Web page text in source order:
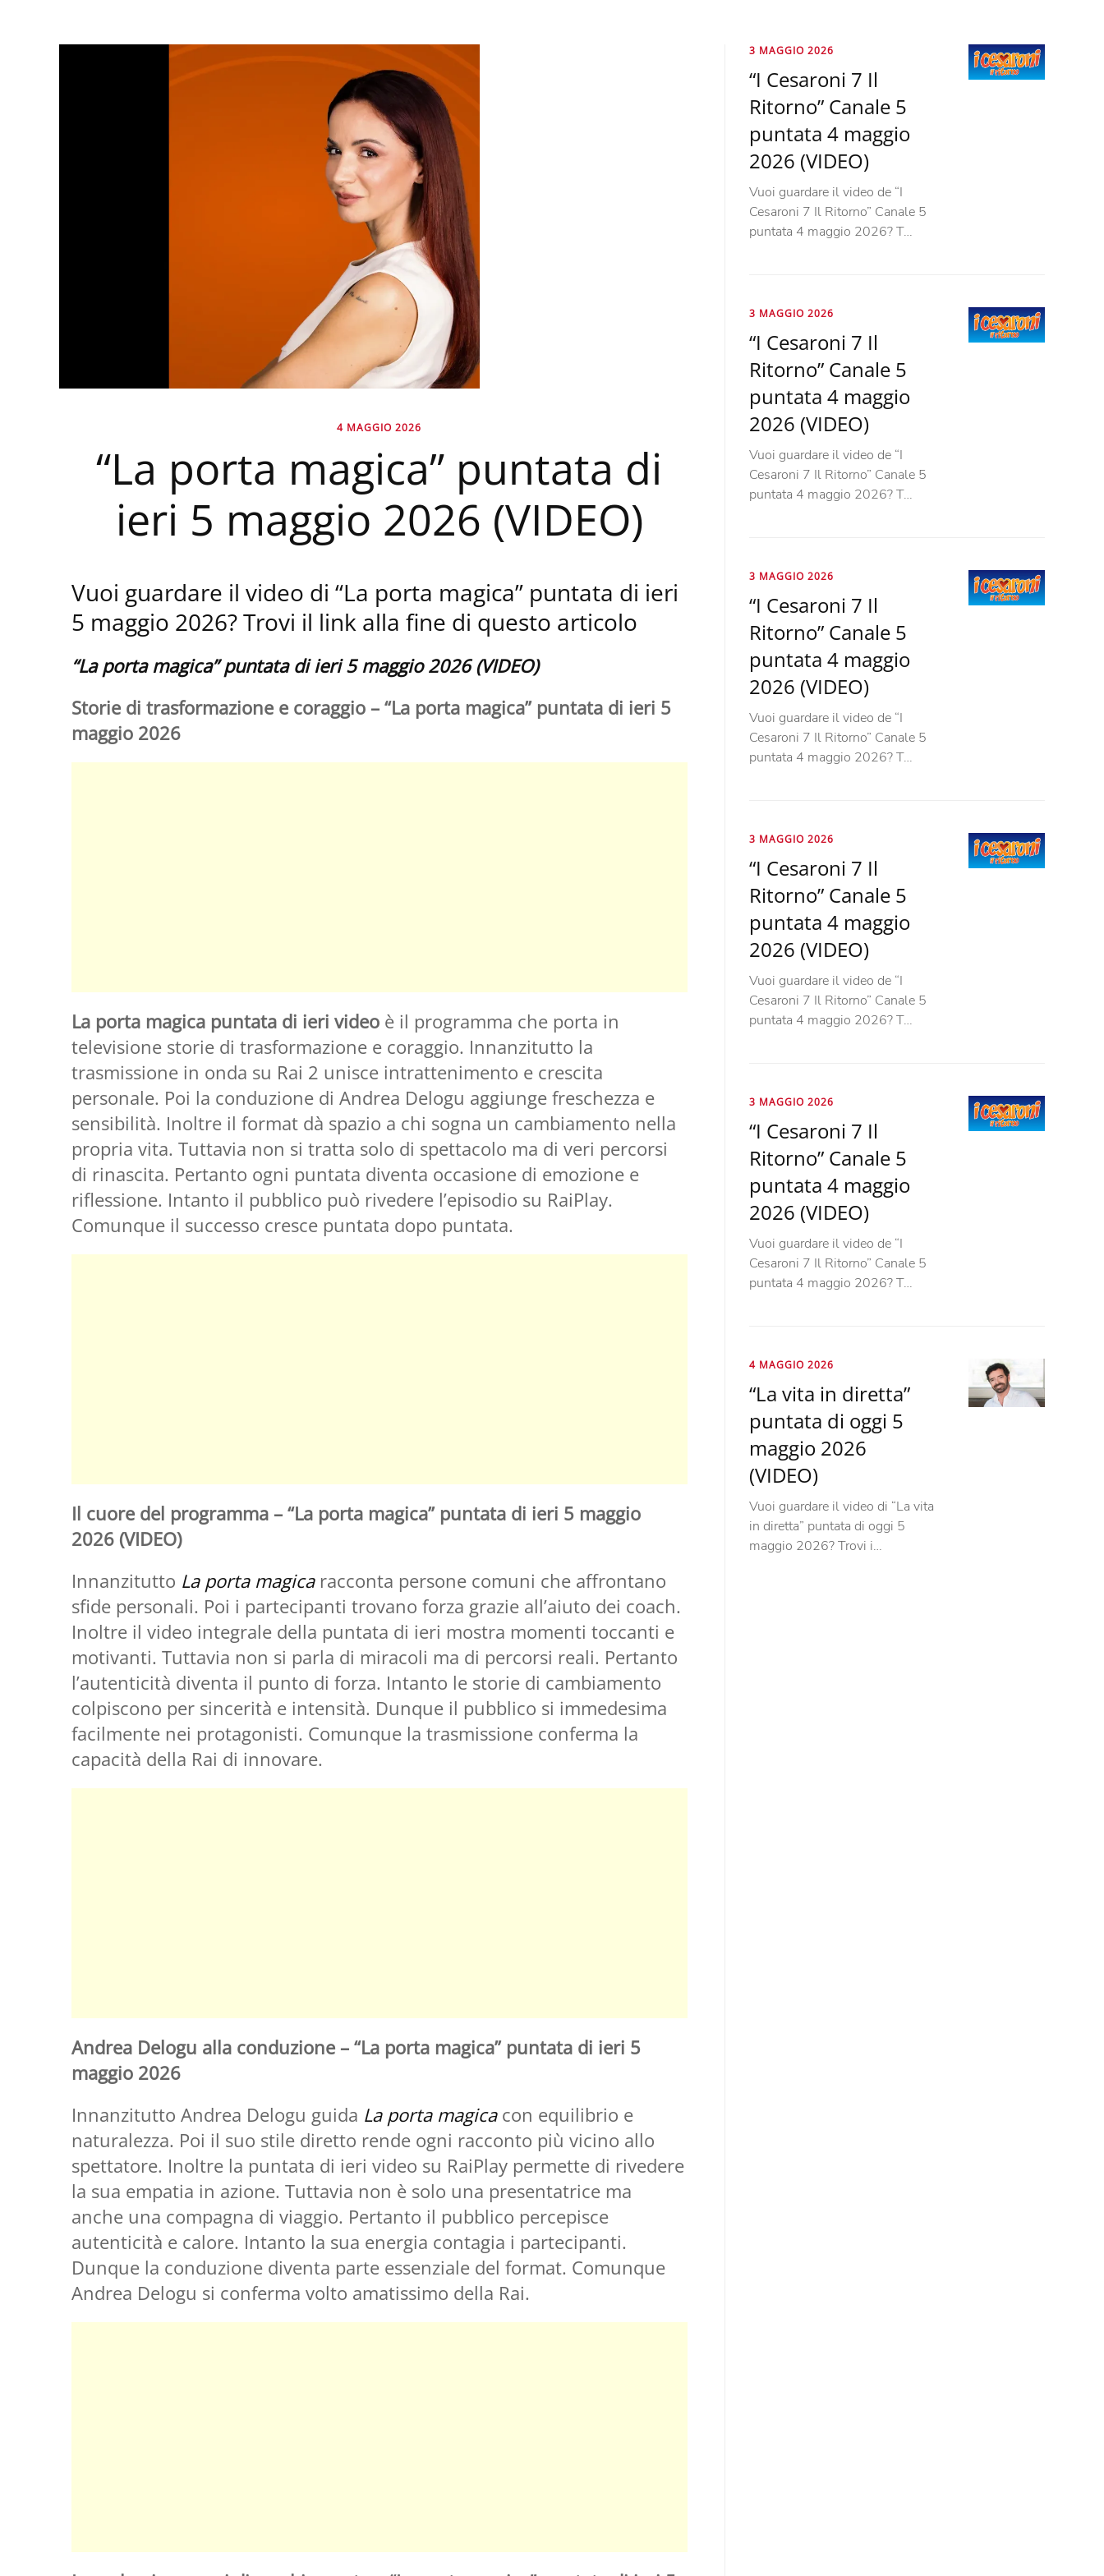
4 MAGGIO 2026
“La porta magica” puntata di
ieri 5 maggio 2026 (VIDEO)
Vuoi guardare il video di “La porta magica” puntata di ieri
5 maggio 2026? Trovi il link alla fine di questo articolo
“La porta magica” puntata di ieri 5 maggio 2026 (VIDEO)
Storie di trasformazione e coraggio – “La porta magica” puntata di ieri 5
maggio 2026
La porta magica puntata di ieri videoè il programma che porta in
televisione storie di trasformazione e coraggio. Innanzitutto la
trasmissione in onda su Rai 2 unisce intrattenimento e crescita
personale. Poi la conduzione di Andrea Delogu aggiunge freschezza e
sensibilità. Inoltre il format dà spazio a chi sogna un cambiamento nella
propria vita. Tuttavia non si tratta solo di spettacolo ma di veri percorsi
di rinascita. Pertanto ogni puntata diventa occasione di emozione e
riflessione. Intanto il pubblico può rivedere l’episodio su RaiPlay.
Comunque il successo cresce puntata dopo puntata.
Il cuore del programma – “La porta magica” puntata di ieri 5 maggio
2026 (VIDEO)
Innanzitutto La porta magicaracconta persone comuni che affrontano
sfide personali. Poi i partecipanti trovano forza grazie all’aiuto dei coach.
Inoltre il video integrale della puntata di ieri mostra momenti toccanti e
motivanti. Tuttavia non si parla di miracoli ma di percorsi reali. Pertanto
l’autenticità diventa il punto di forza. Intanto le storie di cambiamento
colpiscono per sincerità e intensità. Dunque il pubblico si immedesima
facilmente nei protagonisti. Comunque la trasmissione conferma la
capacità della Rai di innovare.
Andrea Delogu alla conduzione – “La porta magica” puntata di ieri 5
maggio 2026
Innanzitutto Andrea Delogu guida La porta magicacon equilibrio e
naturalezza. Poi il suo stile diretto rende ogni racconto più vicino allo
spettatore. Inoltre la puntata di ieri video su RaiPlay permette di rivedere
la sua empatia in azione. Tuttavia non è solo una presentatrice ma
anche una compagna di viaggio. Pertanto il pubblico percepisce
autenticità e calore. Intanto la sua energia contagia i partecipanti.
Dunque la conduzione diventa parte essenziale del format. Comunque
Andrea Delogu si conferma volto amatissimo della Rai.
3 MAGGIO 2026
“I Cesaroni 7 Il
Ritorno” Canale 5
puntata 4 maggio
2026 (VIDEO)
Vuoi guardare il video de “I
Cesaroni 7 Il Ritorno” Canale 5
puntata 4 maggio 2026? T…
3 MAGGIO 2026
“I Cesaroni 7 Il
Ritorno” Canale 5
puntata 4 maggio
2026 (VIDEO)
Vuoi guardare il video de “I
Cesaroni 7 Il Ritorno” Canale 5
puntata 4 maggio 2026? T…
3 MAGGIO 2026
“I Cesaroni 7 Il
Ritorno” Canale 5
puntata 4 maggio
2026 (VIDEO)
Vuoi guardare il video de “I
Cesaroni 7 Il Ritorno” Canale 5
puntata 4 maggio 2026? T…
3 MAGGIO 2026
“I Cesaroni 7 Il
Ritorno” Canale 5
puntata 4 maggio
2026 (VIDEO)
Vuoi guardare il video de “I
Cesaroni 7 Il Ritorno” Canale 5
puntata 4 maggio 2026? T…
3 MAGGIO 2026
“I Cesaroni 7 Il
Ritorno” Canale 5
puntata 4 maggio
2026 (VIDEO)
Vuoi guardare il video de “I
Cesaroni 7 Il Ritorno” Canale 5
puntata 4 maggio 2026? T…
4 MAGGIO 2026
“La vita in diretta”
puntata di oggi 5
maggio 2026
(VIDEO)
Vuoi guardare il video di “La vita
in diretta” puntata di oggi 5
maggio 2026? Trovi i…